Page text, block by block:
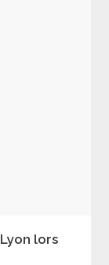
lors